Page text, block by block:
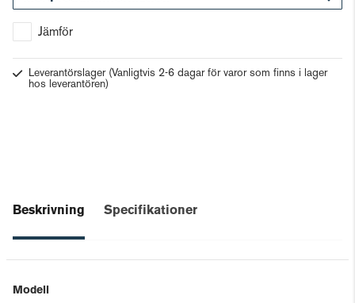
Jämför
Leverantörslager (Vanligtvis 2-6 dagar för varor som finns i lager
hos leverantören)
Beskrivning Specifikationer
Modell